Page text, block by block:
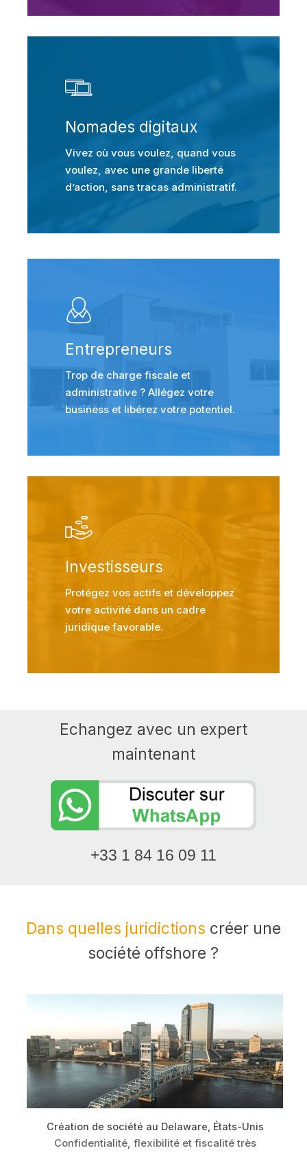
Nomades digitaux
Vivez où vous voulez, quand vous
voulez, avec une grande liberté
d’action, sans tracas administratif.
Entrepreneurs
Trop de charge fiscale et
administrative ? Allégez votre
business et libérez votre potentiel.
Investisseurs
Protégez vos actifs et développez
votre activité dans un cadre
juridique favorable.
Echangez avec un expert
maintenant
+33 1 84 16 09 11
Dans quelles juridictions créer une
société offshore ?
Création de société au Delaware, États-Unis
Confidentialité, flexibilité et fiscalité très